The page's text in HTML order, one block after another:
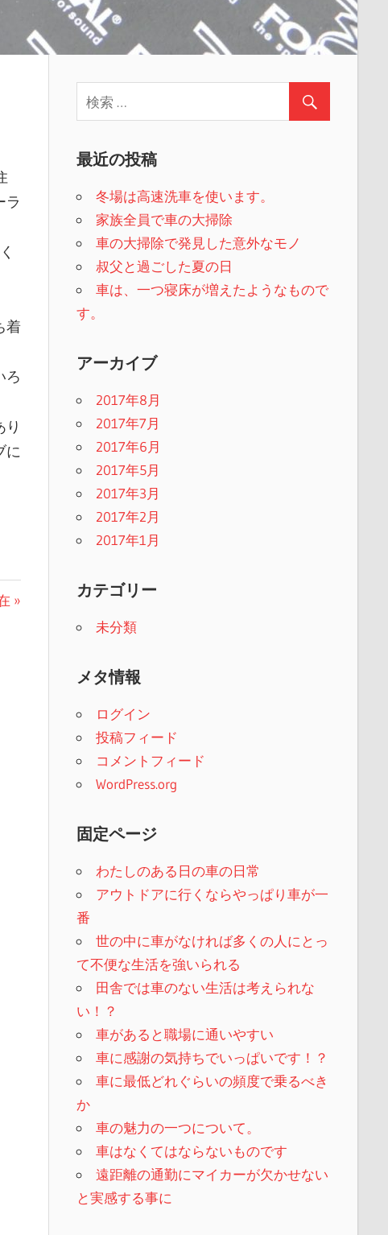
ラ
着
ろ
り
に
最近の投稿
冬場は高速洗車を使います。
家族全員で車の大掃除
車の大掃除で発見した意外なモノ
叔父と過ごした夏の日
車は、一つ寝床が増えたようなもので
す。
アーカイブ
2017年8月
2017年7月
2017年6月
2017年5月
2017年3月
2017年2月
2017年1月
カテゴリー
未分類
メタ情報
ログイン
投稿フィード
コメントフィード
WordPress.org
固定ページ
わたしのある日の車の日常
アウトドアに行くならやっぱり車が一
番
世の中に車がなければ多くの人にとっ
て不便な生活を強いられる
田舎では車のない生活は考えられな
い！？
車があると職場に通いやすい
車に感謝の気持ちでいっぱいです！？
車に最低どれぐらいの頻度で乗るべき
か
車の魅力の一つについて。
車はなくてはならないものです
遠距離の通勤にマイカーが欠かせない
と実感する事に